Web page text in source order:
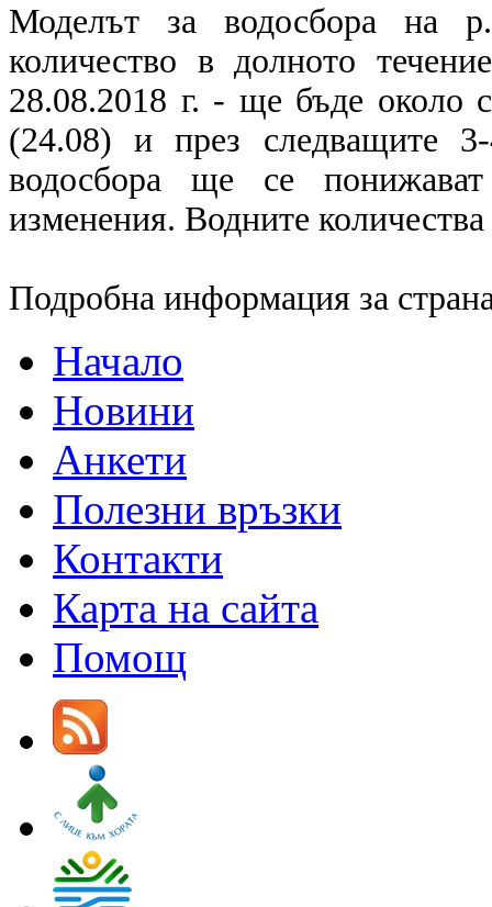
Моделът за водосбора на
количество в долното
28.08.2018 г. - ще бъде около
(24.08) и през следващите
водосбора ще се
изменения. Водните
Подробна информация за
Начало
Новини
Анкети
Полезни връзки
Контакти
Карта на сайта
Помощ